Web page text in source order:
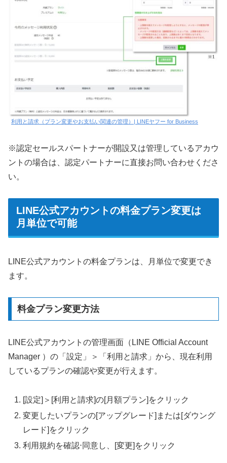
利用と請求（プラン変更やお支払い関連の管理）| LINEヤフー for Business
※認定セールスパートナーが開設又は管理しているアカウ
ントの場合は、認定パートナーに直接お問い合わせくださ
い。
LINE公式アカウントの料金プラン変更は
月単位で可能
LINE公式アカウントの料金プランは、月単位で変更でき
ます。
料金プラン変更方法
LINE公式アカウントの管理画面（LINE Official Account
Manager ）の「設定」＞「利用と請求」から、現在利用
しているプランの確認や変更が行えます。
[設定]＞[利用と請求]の[月額プラン]をクリック
変更したいプランの[アップグレード]または[ダウング
レード]をクリック
利用規約を確認⋅同意し、[変更]をクリック